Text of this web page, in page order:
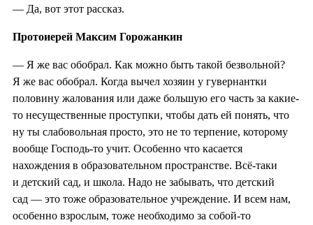
— Да, вот этот рассказ.
Протоиерей Максим Горожанкин
— Я же вас обобрал. Как можно быть такой безвольной?
Я же вас обобрал. Когда вычел хозяин у гувернантки
половину жалования или даже большую его часть за какие-
то несущественные проступки, чтобы дать ей понять, что
ну ты слабовольная просто, это не то терпение, которому
вообще Господь-то учит. Особенно что касается
нахождения в образовательном пространстве. Всё-таки
и детский сад, и школа. Надо не забывать, что детский
сад — это тоже образовательное учреждение. И всем нам,
особенно взрослым, тоже необходимо за собой-то